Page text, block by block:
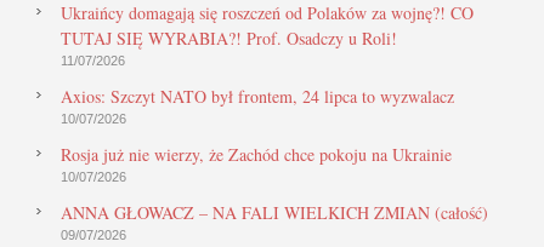
Ukraińcy domagają się roszczeń od Polaków za wojnę?! CO
TUTAJ SIĘ WYRABIA?! Prof. Osadczy u Roli!
11/07/2026
Axios: Szczyt NATO był frontem, 24 lipca to wyzwalacz
10/07/2026
Rosja już nie wierzy, że Zachód chce pokoju na Ukrainie
10/07/2026
ANNA GŁOWACZ – NA FALI WIELKICH ZMIAN (całość)
09/07/2026